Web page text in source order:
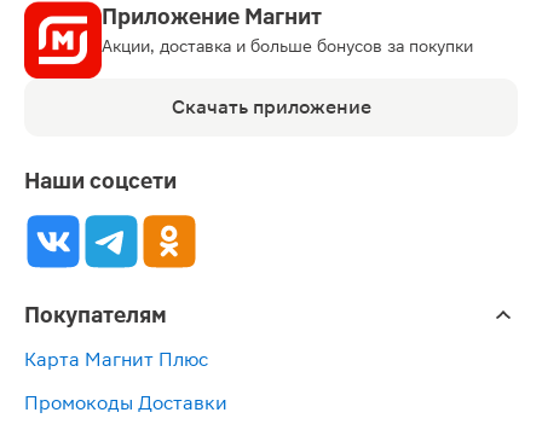
Приложение Магнит
Акции, доставка и больше бонусов за покупки
Скачать приложение
Наши соцсети
Покупателям
Карта Магнит Плюс
Промокоды Доставки